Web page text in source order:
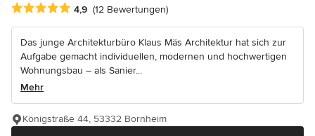
Durchschnittliche Bewertung: 4.9 von 5 Sternen
4,9 (12 Bewertungen)
Das junge Architekturbüro Klaus Mäs Architektur hat sich zur
Aufgabe gemacht individuellen, modernen und hochwertigen
Wohnungsbau – als Sanier...
Mehr
Königstraße 44, 53332 Bornheim